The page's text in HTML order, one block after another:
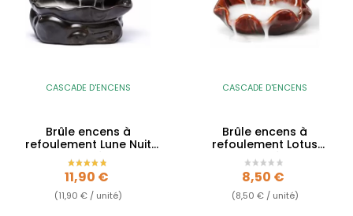
CASCADE D'ENCENS
Brûle encens à
refoulement Lune Nuit
Mystique en céramique -
Backflow
Prix
11,90 €
(11,90 € / unité)
CASCADE D'ENCENS
Brûle encens à
refoulement Lotus
Cascade en céramique -
Backflow
Prix
8,50 €
(8,50 € / unité)